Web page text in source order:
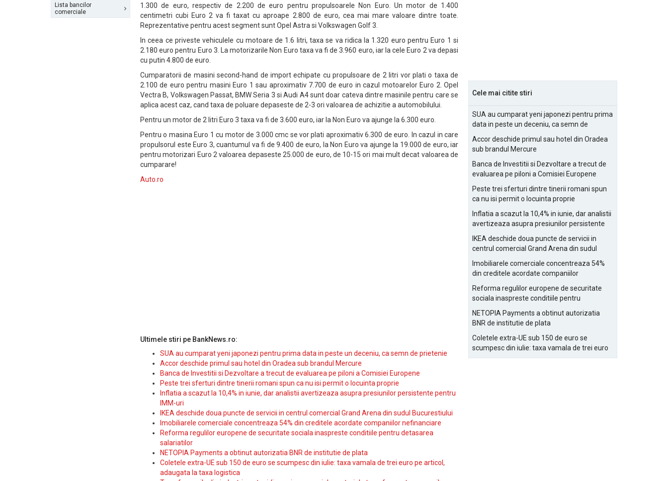
Lista bancilor
comerciale
1.300 de euro, respectiv de 2.200 de euro pentru propulsoarele Non Euro. Un motor de 1.400
centimetri cubi Euro 2 va fi taxat cu aproape 2.800 de euro, cea mai mare valoare dintre toate.
Reprezentative pentru acest segment sunt Opel Astra si Volkswagen Golf 3.
In ceea ce priveste vehiculele cu motoare de 1.6 litri, taxa se va ridica la 1.320 euro pentru Euro 1 si
2.180 euro pentru Euro 3. La motorizarile Non Euro taxa va fi de 3.960 euro, iar la cele Euro 2 va depasi
cu putin 4.800 de euro.
Cumparatorii de masini second-hand de import echipate cu propulsoare de 2 litri vor plati o taxa de
2.100 de euro pentru masini Euro 1 sau aproximativ 7.700 de euro in cazul motoarelor Euro 2. Opel
Vectra B, Volkswagen Passat, BMW Seria 3 si Audi A4 sunt doar cateva dintre masinile pentru care se
aplica acest caz, cand taxa de poluare depaseste de 2-3 ori valoarea de achizitie a automobilului.
Pentru un motor de 2 litri Euro 3 taxa va fi de 3.600 euro, iar la Non Euro va ajunge la 6.300 euro.
Pentru o masina Euro 1 cu motor de 3.000 cmc se vor plati aproximativ 6.300 de euro. In cazul in care
propulsorul este Euro 3, cuantumul va fi de 9.400 de euro, la Non Euro va ajunge la 19.000 de euro, iar
pentru motorizari Euro 2 valoarea depaseste 25.000 de euro, de 10-15 ori mai mult decat valoarea de
cumparare!
Auto.ro
Ultimele stiri pe BankNews.ro:
SUA au cumparat yeni japonezi pentru prima data in peste un deceniu, ca semn de prietenie
Accor deschide primul sau hotel din Oradea sub brandul Mercure
Banca de Investitii si Dezvoltare a trecut de evaluarea pe piloni a Comisiei Europene
Peste trei sferturi dintre tinerii romani spun ca nu isi permit o locuinta proprie
Inflatia a scazut la 10,4% in iunie, dar analistii avertizeaza asupra presiunilor persistente pentru
IMM-uri
IKEA deschide doua puncte de servicii in centrul comercial Grand Arena din sudul Bucurestiului
Imobiliarele comerciale concentreaza 54% din creditele acordate companiilor nefinanciare
Reforma regulilor europene de securitate sociala inaspreste conditiile pentru detasarea
salariatilor
NETOPIA Payments a obtinut autorizatia BNR de institutie de plata
Coletele extra-UE sub 150 de euro se scumpesc din iulie: taxa vamala de trei euro pe articol,
adaugata la taxa logistica
Cele mai citite stiri
SUA au cumparat yeni japonezi pentru prima
data in peste un deceniu, ca semn de
Accor deschide primul sau hotel din Oradea
sub brandul Mercure
Banca de Investitii si Dezvoltare a trecut de
evaluarea pe piloni a Comisiei Europene
Peste trei sferturi dintre tinerii romani spun
ca nu isi permit o locuinta proprie
Inflatia a scazut la 10,4% in iunie, dar analistii
avertizeaza asupra presiunilor persistente
IKEA deschide doua puncte de servicii in
centrul comercial Grand Arena din sudul
Imobiliarele comerciale concentreaza 54%
din creditele acordate companiilor
Reforma regulilor europene de securitate
sociala inaspreste conditiile pentru
NETOPIA Payments a obtinut autorizatia
BNR de institutie de plata
Coletele extra-UE sub 150 de euro se
scumpesc din iulie: taxa vamala de trei euro
pe articol, adaugata la taxa logistica